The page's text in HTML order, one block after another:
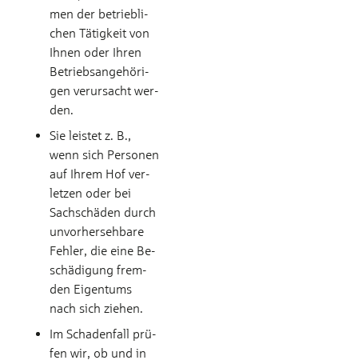
men der be­trieb­li­
chen Tä­tig­keit von
Ih­nen oder Ih­ren
Be­triebs­­an­ge­hö­ri­
gen ver­ur­sacht wer­
den.
Sie leistet z. B.,
wenn sich Per­so­nen
auf Ih­rem Hof ver­
let­zen oder bei
Sach­­schä­den durch
un­vor­­her­seh­ba­re
Feh­ler, die ei­ne Be­­
schä­di­gung frem­
den Ei­gen­tums
nach sich zie­hen.
Im Schadenfall prü­
fen wir, ob und in